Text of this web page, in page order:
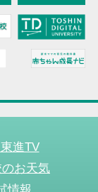
進TV
お天気